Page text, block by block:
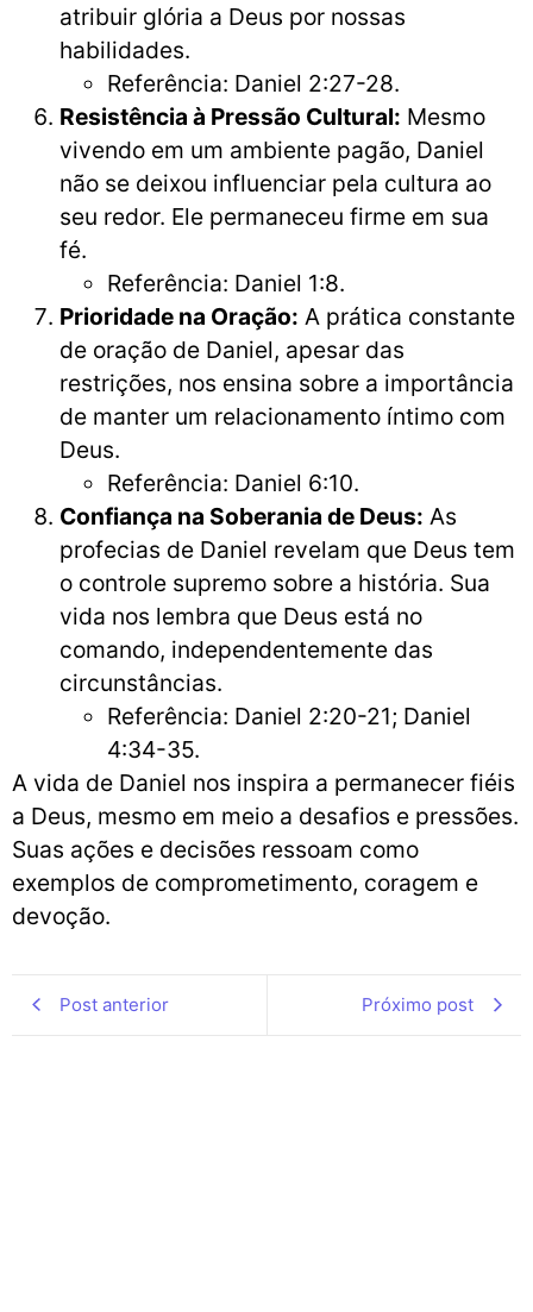
atribuir glória a Deus por nossas
habilidades.
Referência: Daniel 2:27-28.
Resistência à Pressão Cultural: Mesmo
vivendo em um ambiente pagão, Daniel
não se deixou influenciar pela cultura ao
seu redor. Ele permaneceu firme em sua
fé.
Referência: Daniel 1:8.
Prioridade na Oração: A prática constante
de oração de Daniel, apesar das
restrições, nos ensina sobre a importância
de manter um relacionamento íntimo com
Deus.
Referência: Daniel 6:10.
Confiança na Soberania de Deus: As
profecias de Daniel revelam que Deus tem
o controle supremo sobre a história. Sua
vida nos lembra que Deus está no
comando, independentemente das
circunstâncias.
Referência: Daniel 2:20-21; Daniel
4:34-35.
A vida de Daniel nos inspira a permanecer fiéis
a Deus, mesmo em meio a desafios e pressões.
Suas ações e decisões ressoam como
exemplos de comprometimento, coragem e
devoção.
Post anterior Próximo post